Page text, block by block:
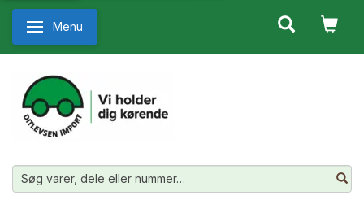
Skifte navigation
Menu